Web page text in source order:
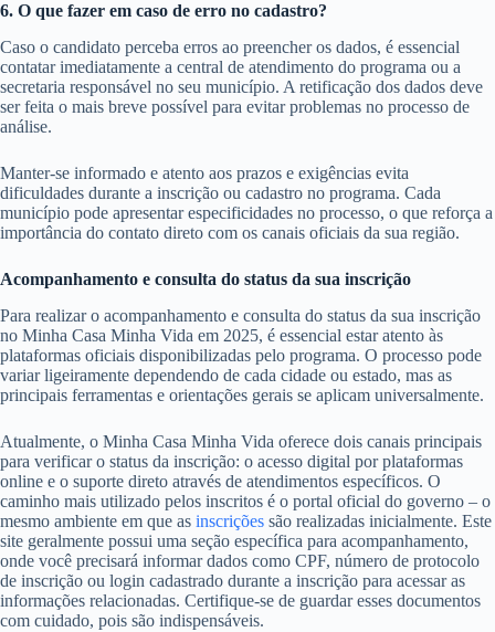
6. O que fazer em caso de erro no cadastro?
Caso o candidato perceba erros ao preencher os dados, é essencial
contatar imediatamente a central de atendimento do programa ou a
secretaria responsável no seu município. A retificação dos dados deve
ser feita o mais breve possível para evitar problemas no processo de
análise.
Manter-se informado e atento aos prazos e exigências evita
dificuldades durante a inscrição ou cadastro no programa. Cada
município pode apresentar especificidades no processo, o que reforça a
importância do contato direto com os canais oficiais da sua região.
Acompanhamento e consulta do status da sua inscrição
Para realizar o acompanhamento e consulta do status da sua inscrição
no Minha Casa Minha Vida em 2025, é essencial estar atento às
plataformas oficiais disponibilizadas pelo programa. O processo pode
variar ligeiramente dependendo de cada cidade ou estado, mas as
principais ferramentas e orientações gerais se aplicam universalmente.
Atualmente, o Minha Casa Minha Vida oferece dois canais principais
para verificar o status da inscrição: o acesso digital por plataformas
online e o suporte direto através de atendimentos específicos. O
caminho mais utilizado pelos inscritos é o portal oficial do governo – o
mesmo ambiente em que as inscrições são realizadas inicialmente. Este
site geralmente possui uma seção específica para acompanhamento,
onde você precisará informar dados como CPF, número de protocolo
de inscrição ou login cadastrado durante a inscrição para acessar as
informações relacionadas. Certifique-se de guardar esses documentos
com cuidado, pois são indispensáveis.